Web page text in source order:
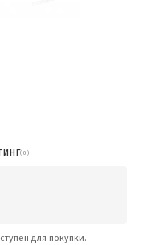
( 0 )
для покупки.